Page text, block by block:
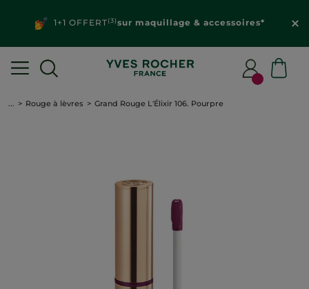
1+1 OFFERT(3)sur maquillage & accessoires*
... Rouge à lèvres Grand Rouge L'Élixir 106. Pourpre